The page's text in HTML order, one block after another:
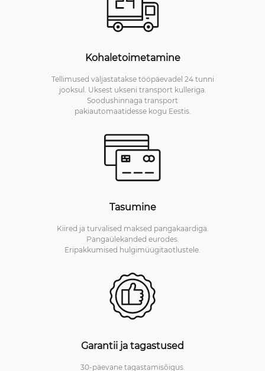
Kohaletoimetamine
Tellimused väljastatakse tööpäevadel 24 tunni
jooksul. Uksest ukseni transport kulleriga.
Soodushinnaga transport
pakiautomaatidesse kogu Eestis.
Tasumine
Kiired ja turvalised maksed pangakaardiga.
Pangaülekanded eurodes.
Eripakkumised hulgimüügitaotlustele.
Garantii ja tagastused
30-päevane tagastamisõigus.